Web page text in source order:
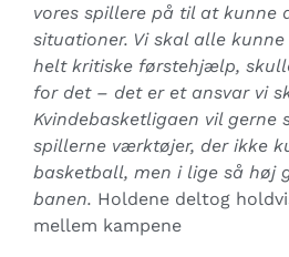
vores spillere på til at kunne
situationer. Vi skal alle
helt kritiske førstehjælp,
for det – det er et ansvar vi
Kvindebasketligaen vil gerne
spillerne værktøjer, der ikke
basketball, men i lige så høj
banen. Holdene deltog
mellem kampene